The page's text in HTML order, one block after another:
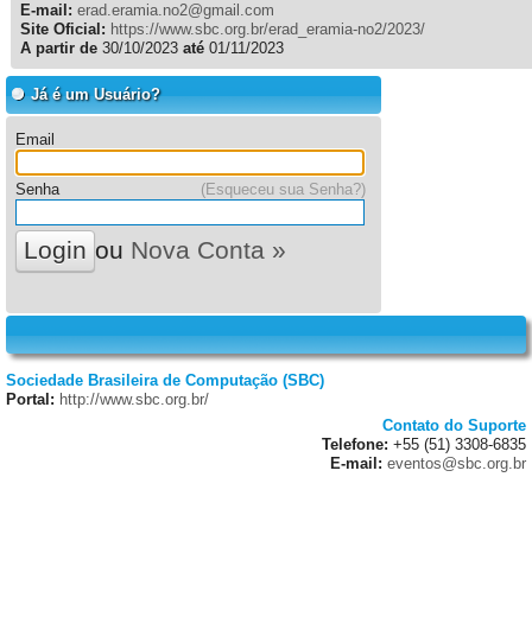
E-mail: erad.eramia.no2@gmail.com
Site Oficial: https://www.sbc.org.br/erad_eramia-no2/2023/
A partir de 30/10/2023 até 01/11/2023
Já é um Usuário?
Email
Senha (Esqueceu sua Senha?)
ou Nova Conta »
Sociedade Brasileira de Computação (SBC)
Portal: http://www.sbc.org.br/
Contato do Suporte
Telefone: +55 (51) 3308-6835
E-mail: eventos@sbc.org.br